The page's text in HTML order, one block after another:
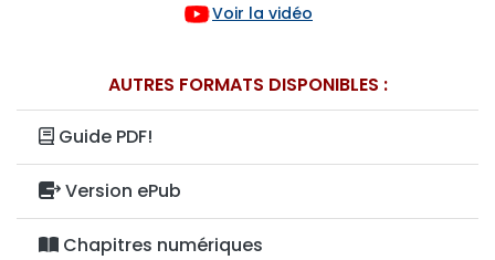
Voir la vidéo
AUTRES FORMATS DISPONIBLES :
Guide PDF!
Version ePub
Chapitres numériques